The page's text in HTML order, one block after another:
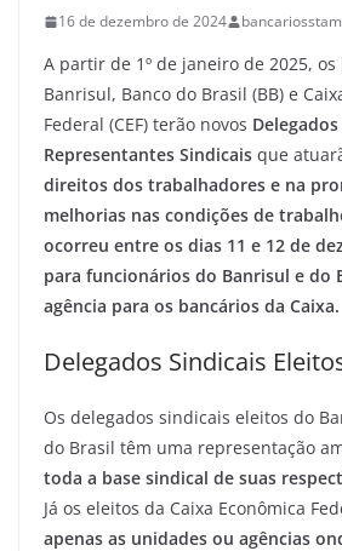
16 de dezembro de 2024
A partir de 1º de janeiro de 2025,
Banrisul, Banco do Brasil (BB) e
Federal (CEF) terão novos Delegados
Representantes Sindicais que
direitos dos trabalhadores e na
melhorias nas condições de
ocorreu entre os dias 11 e 12 de
para funcionários do Banrisul e do
agência para os bancários da Caixa.
Delegados Sindicais
Os delegados sindicais eleitos do
do Brasil têm uma representação
toda a base sindical de suas
Já os eleitos da Caixa Econômica
apenas as unidades ou agências